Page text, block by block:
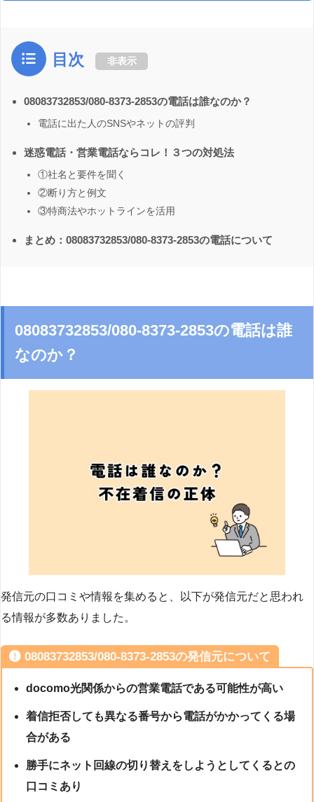
目次 非表示
08083732853/080-8373-2853の電話は誰なのか？
電話に出た人のSNSやネットの評判
迷惑電話・営業電話ならコレ！３つの対処法
①社名と要件を聞く
②断り方と例文
③特商法やホットラインを活用
まとめ：08083732853/080-8373-2853の電話について
08083732853/080-8373-2853の電話は誰
なのか？
発信元の口コミや情報を集めると、以下が発信元だと思われ
る情報が多数ありました。
08083732853/080-8373-2853の発信元について
docomo光関係からの営業電話である可能性が高い
着信拒否しても異なる番号から電話がかかってくる場
合がある
勝手にネット回線の切り替えをしようとしてくるとの
口コミあり